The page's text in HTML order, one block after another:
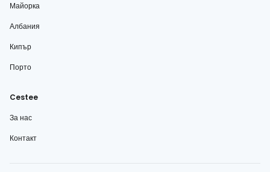
Майорка
Албания
Кипър
Порто
Cestee
За нас
Контакт